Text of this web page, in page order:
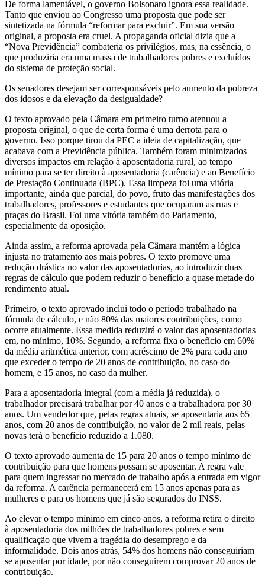
De forma lamentável, o governo Bolsonaro ignora essa realidade.
Tanto que enviou ao Congresso uma proposta que pode ser
sintetizada na fórmula “reformar para excluir”. Em sua versão
original, a proposta era cruel. A propaganda oficial dizia que a
“Nova Previdência” combateria os privilégios, mas, na essência, o
que produziria era uma massa de trabalhadores pobres e excluídos
do sistema de proteção social.
Os senadores desejam ser corresponsáveis pelo aumento da pobreza
dos idosos e da elevação da desigualdade?
O texto aprovado pela Câmara em primeiro turno atenuou a
proposta original, o que de certa forma é uma derrota para o
governo. Isso porque tirou da PEC a ideia de capitalização, que
acabava com a Previdência pública. Também foram minimizados
diversos impactos em relação à aposentadoria rural, ao tempo
mínimo para se ter direito à aposentadoria (carência) e ao Benefício
de Prestação Continuada (BPC). Essa limpeza foi uma vitória
importante, ainda que parcial, do povo, fruto das manifestações dos
trabalhadores, professores e estudantes que ocuparam as ruas e
praças do Brasil. Foi uma vitória também do Parlamento,
especialmente da oposição.
Ainda assim, a reforma aprovada pela Câmara mantém a lógica
injusta no tratamento aos mais pobres. O texto promove uma
redução drástica no valor das aposentadorias, ao introduzir duas
regras de cálculo que podem reduzir o benefício a quase metade do
rendimento atual.
Primeiro, o texto aprovado inclui todo o período trabalhado na
fórmula de cálculo, e não 80% das maiores contribuições, como
ocorre atualmente. Essa medida reduzirá o valor das aposentadorias
em, no mínimo, 10%. Segundo, a reforma fixa o benefício em 60%
da média aritmética anterior, com acréscimo de 2% para cada ano
que exceder o tempo de 20 anos de contribuição, no caso do
homem, e 15 anos, no caso da mulher.
Para a aposentadoria integral (com a média já reduzida), o
trabalhador precisará trabalhar por 40 anos e a trabalhadora por 30
anos. Um vendedor que, pelas regras atuais, se aposentaria aos 65
anos, com 20 anos de contribuição, no valor de 2 mil reais, pelas
novas terá o benefício reduzido a 1.080.
O texto aprovado aumenta de 15 para 20 anos o tempo mínimo de
contribuição para que homens possam se aposentar. A regra vale
para quem ingressar no mercado de trabalho após a entrada em vigor
da reforma. A carência permanecerá em 15 anos apenas para as
mulheres e para os homens que já são segurados do INSS.
Ao elevar o tempo mínimo em cinco anos, a reforma retira o direito
à aposentadoria dos milhões de trabalhadores pobres e sem
qualificação que vivem a tragédia do desemprego e da
informalidade. Dois anos atrás, 54% dos homens não conseguiriam
se aposentar por idade, por não conseguirem comprovar 20 anos de
contribuição.